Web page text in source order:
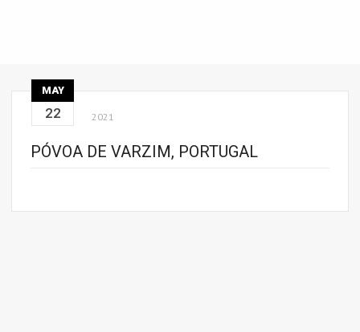
MAY
22 2021
PÓVOA DE VARZIM, PORTUGAL